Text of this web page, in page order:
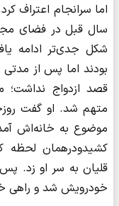
اما سرانجام اعتراف
سال قبل در فضای
شکل جدی‌تر ادامه
بودند اما پس از
قصد ازدواج
متهم شد. او گفت
موضوع به خانه‌اش
کشیدودرهمان لحظه
قلیان به سر او زد.
خودرویش شد و راهی